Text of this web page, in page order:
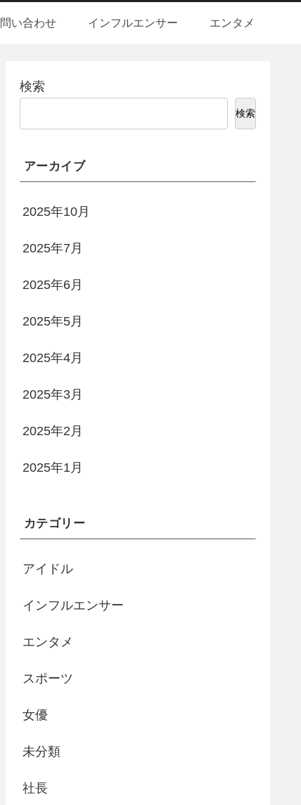
い合わせ インフルエンサー エンタメ
検索
検索
アーカイブ
2025年10月
2025年7月
2025年6月
2025年5月
2025年4月
2025年3月
2025年2月
2025年1月
カテゴリー
アイドル
インフルエンサー
エンタメ
スポーツ
女優
未分類
社長